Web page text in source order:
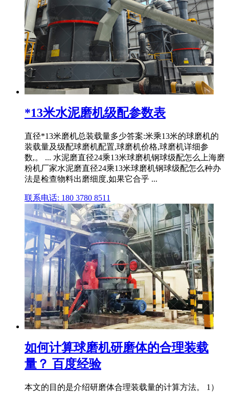
*13米水泥磨机级配参数表
直径*13米磨机总装载量多少答案:米乘13米的球磨机的
装载量及级配球磨机配置,球磨机价格,球磨机详细参
数,。 ... 水泥磨直径24乘13米球磨机钢球级配怎么上海磨
粉机厂家水泥磨直径24乘13米球磨机钢球级配怎么种办
法是检查物料出磨细度,如果它合乎 ...
联系电话: 180 3780 8511
如何计算球磨机研磨体的合理装载
量？ 百度经验
本文的目的是介绍研磨体合理装载量的计算方法。 1）